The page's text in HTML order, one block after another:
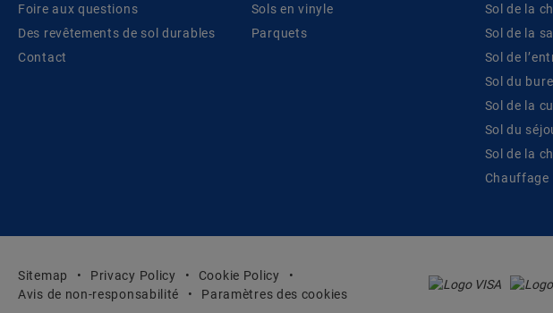
Foire aux questions
Des revêtements de sol durables
Contact
Sols en vinyle
Parquets
Sol de la
Sol de la
Sol de
Sol du
Sol de la
Sol du
Sol de la
Chauffage
Sitemap Privacy Policy
Cookie Policy
Avis de non-responsabilité
Paramètres des cookies